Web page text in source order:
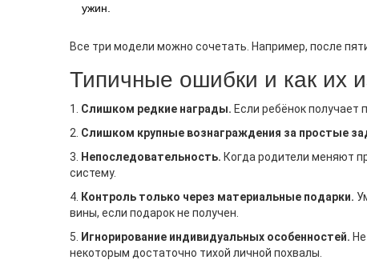
ужин.
Все три модели можно сочетать. Например, после
Типичные ошибки и как их
1. Слишком редкие награды. Если ребёнок получает
2. Слишком крупные вознаграждения за простые
3.
Непоследовательность. Когда родители меняют
систему.
4. Контроль только через материальные подарки.
вины, если подарок не получен.
5.
Игнорирование индивидуальных особенностей.
некоторым достаточно тихой личной похвалы.